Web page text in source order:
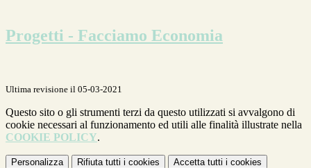
Progetti - Facciamo Economia
Ultima revisione il 05-03-2021
Questo sito o gli strumenti terzi da questo utilizzati si avvalgono di
cookie necessari al funzionamento ed utili alle finalità illustrate nella
COOKIE POLICY.
Personalizza Rifiuta tutti i cookies Accetta tutti i cookies